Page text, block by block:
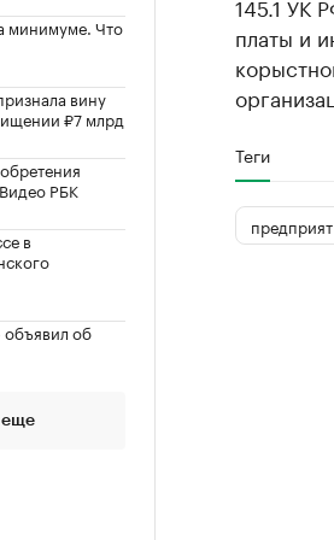
минимуме. Что
вину
₽7 млрд
РБК
в
об
еще
платы и
Теги